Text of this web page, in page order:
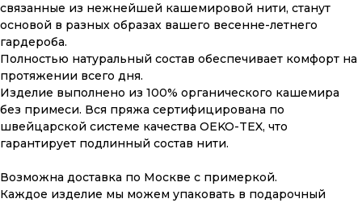
связанные из нежнейшей кашемировой нити, станут
основой в разных образах вашего весенне-летнего
гардероба.
Полностью натуральный состав обеспечивает комфорт на
протяжении всего дня.
Изделие выполнено из 100% органического кашемира
без примеси. Вся пряжа сертифицирована по
швейцарской системе качества OEKO-TEX, что
гарантирует подлинный состав нити.
Возможна доставка по Москве с примеркой.
Каждое изделие мы можем упаковать в подарочный